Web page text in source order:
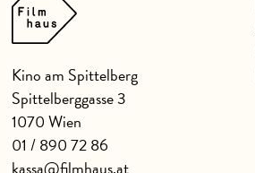
Kino am Spittelberg
Spittelberggasse 3
1070 Wien
01 / 890 72 86